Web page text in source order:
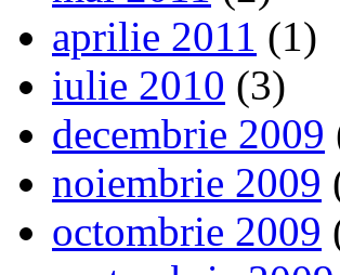
aprilie 2011 (1)
iulie 2010 (3)
decembrie 2009
noiembrie 2009
octombrie 2009